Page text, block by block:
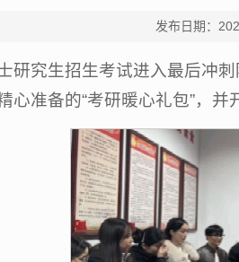
发布日期：
研究生招生考试进入最后冲
心准备的“考研暖心礼包”，